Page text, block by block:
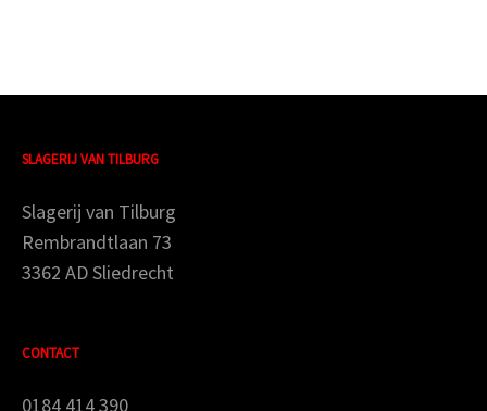
SLAGERIJ VAN TILBURG
Slagerij van Tilburg
Rembrandtlaan 73
3362 AD Sliedrecht
CONTACT
0184 414 390